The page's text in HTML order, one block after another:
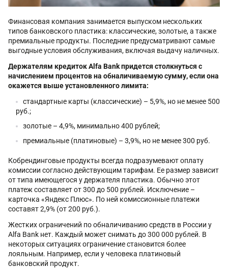
Финансовая компания занимается выпуском нескольких
типов банковского пластика: классические, золотые, а также
премиальные продукты. Последние предусматривают самые
выгодные условия обслуживания, включая выдачу наличных.
Держателям кредиток Alfa Bank придется столкнуться с
начислением процентов на обналичиваемую сумму, если она
окажется выше установленного лимита:
стандартные карты (классические) – 5,9%, но не менее 500
руб.;
золотые – 4,9%, минимально 400 рублей;
премиальные (платиновые) – 3,9%, но не менее 300 руб.
Кобрендинговые продукты всегда подразумевают оплату
комиссии согласно действующим тарифам. Ее размер зависит
от типа имеющегося у держателя пластика. Обычно этот
платеж составляет от 300 до 500 рублей. Исключение –
карточка «Яндекс Плюс». По ней комиссионные платежи
составят 2,9% (от 200 руб.).
Жестких ограничений по обналичиванию средств в России у
Alfa Bank нет. Каждый может снимать до 300 000 рублей. В
некоторых ситуациях ограничение становится более
лояльным. Например, если у человека платиновый
банковский продукт.